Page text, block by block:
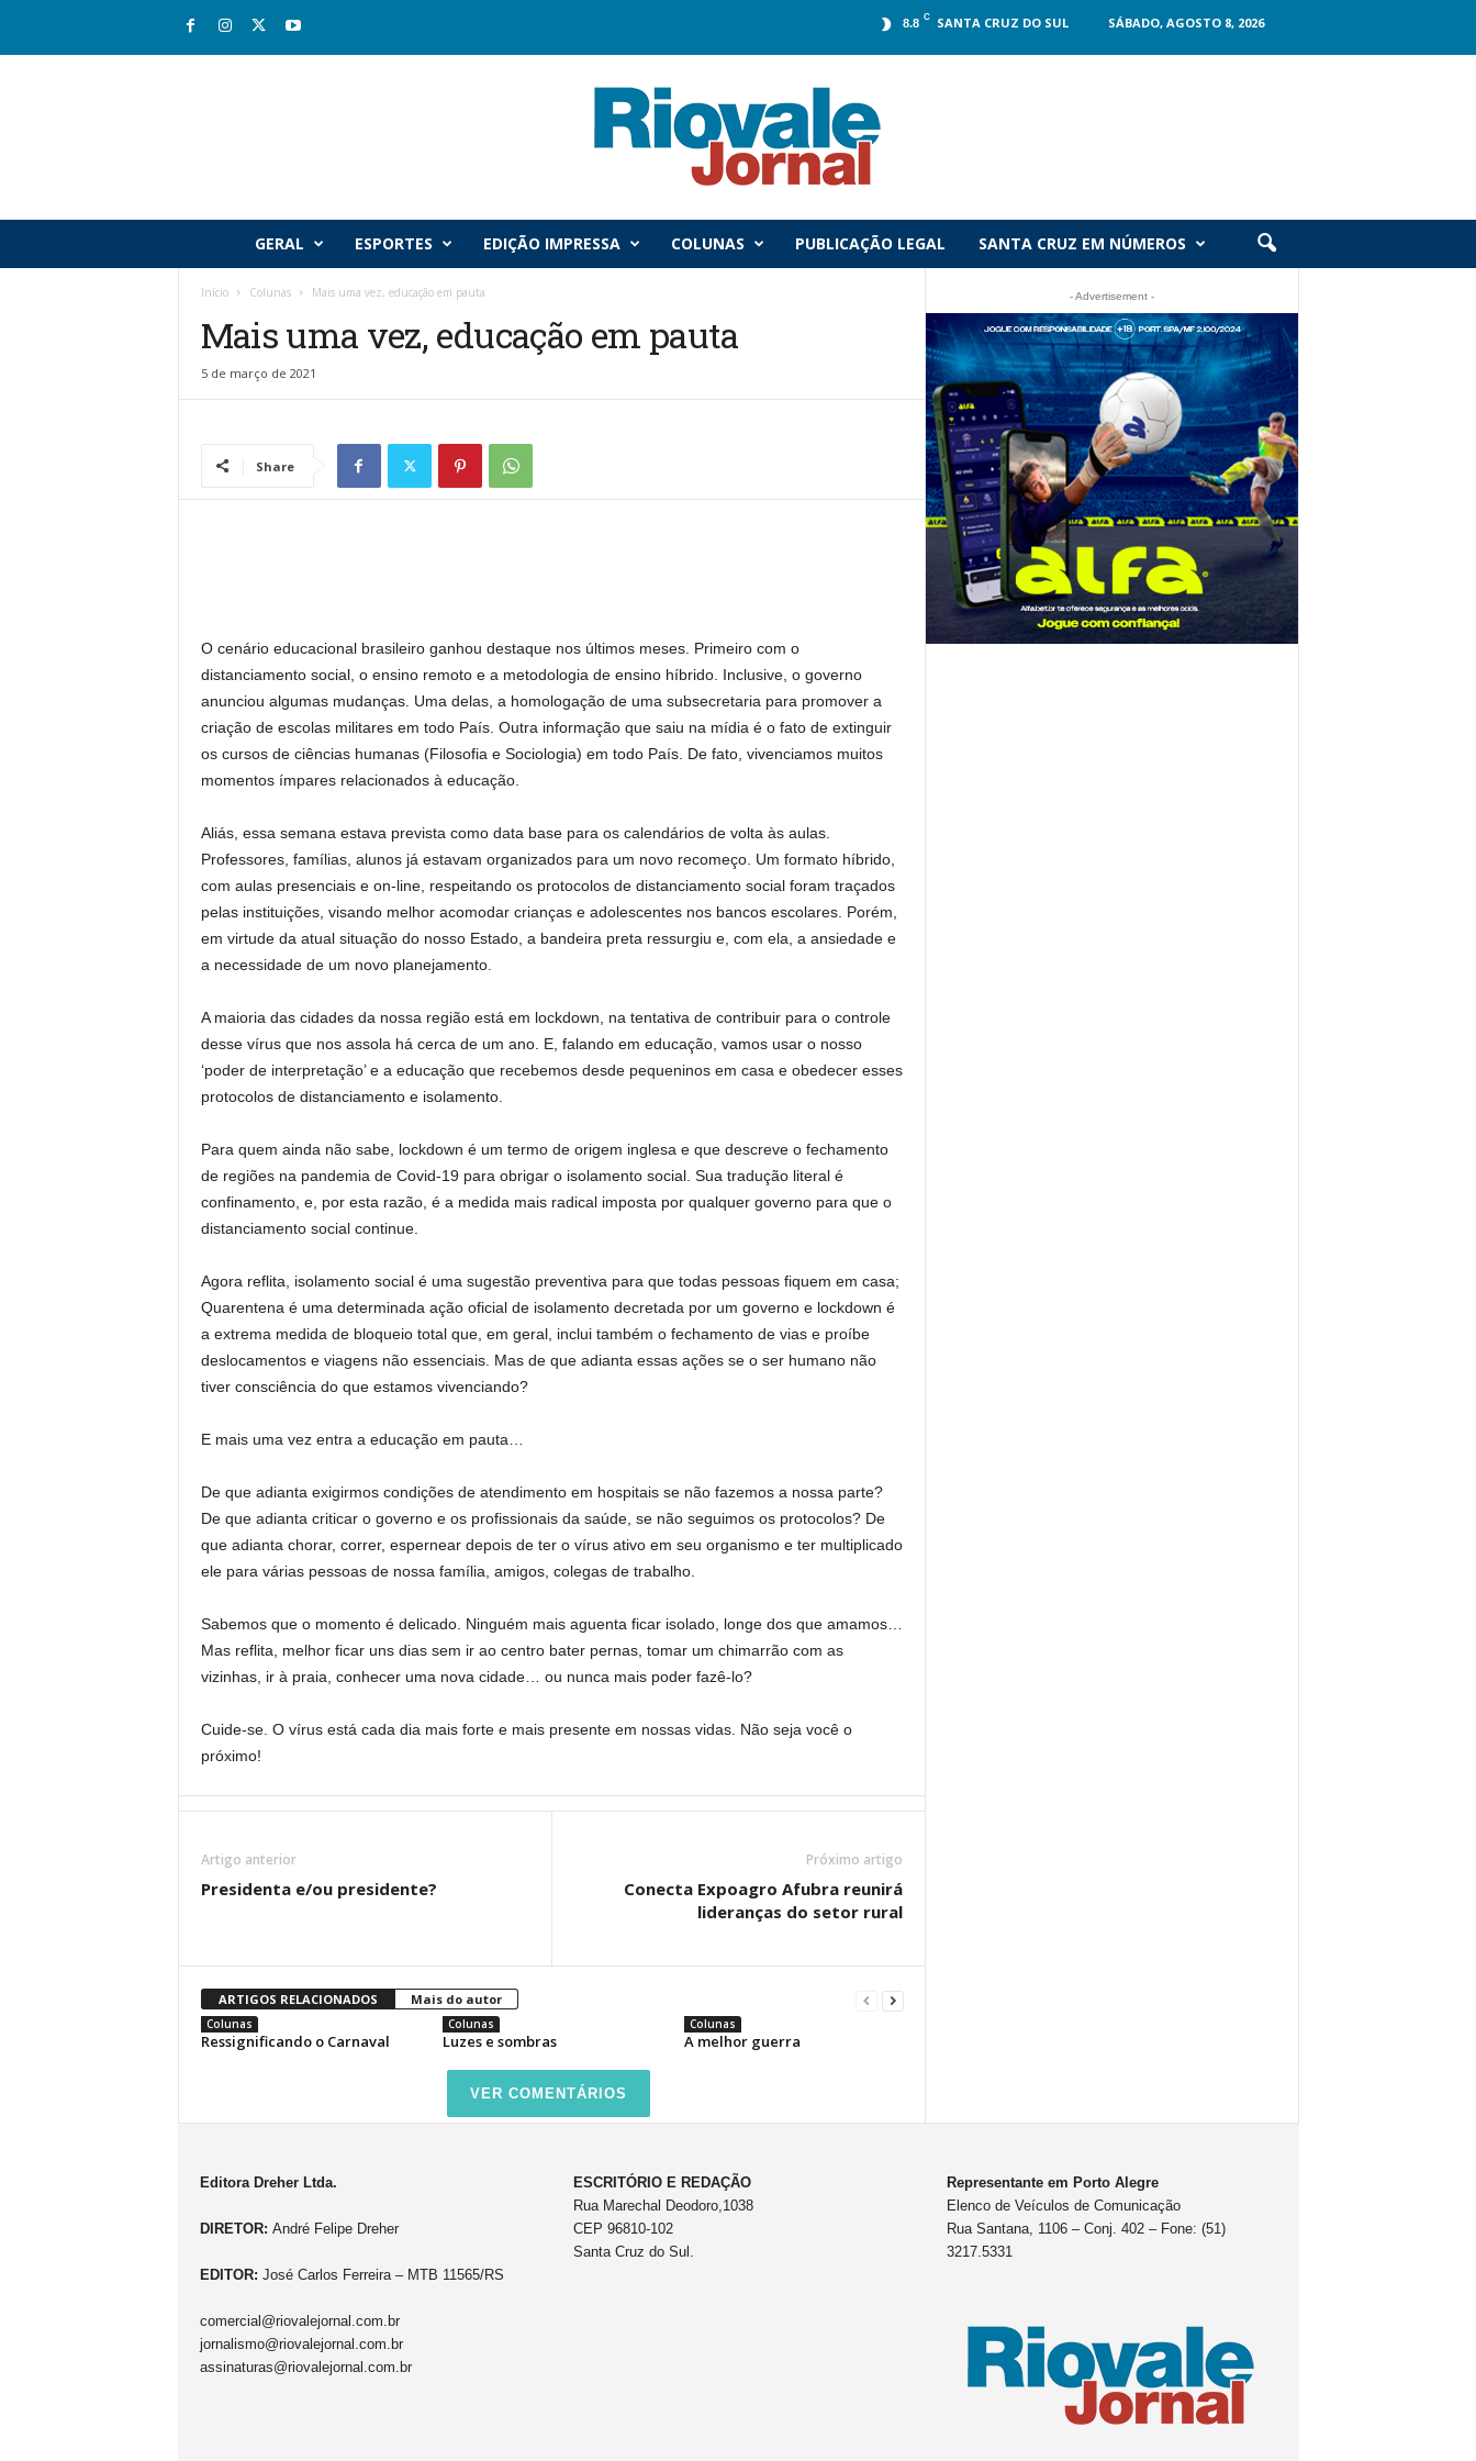
8.8 C SANTA CRUZ DO SUL SÁBADO, AGOSTO 8, 2026
GERAL ESPORTES EDIÇÃO IMPRESSA COLUNAS PUBLICAÇÃO LEGAL SANTA CRUZ EM NÚMEROS
Início Colunas Mais uma vez, educação em pauta
Mais uma vez, educação em pauta
5 de março de 2021
Share
O cenário educacional brasileiro ganhou destaque nos últimos meses. Primeiro com o
distanciamento social, o ensino remoto e a metodologia de ensino híbrido. Inclusive, o governo
anunciou algumas mudanças. Uma delas, a homologação de uma subsecretaria para promover a
criação de escolas militares em todo País. Outra informação que saiu na mídia é o fato de extinguir
os cursos de ciências humanas (Filosofia e Sociologia) em todo País. De fato, vivenciamos muitos
momentos ímpares relacionados à educação.
Aliás, essa semana estava prevista como data base para os calendários de volta às aulas.
Professores, famílias, alunos já estavam organizados para um novo recomeço. Um formato híbrido,
com aulas presenciais e on-line, respeitando os protocolos de distanciamento social foram traçados
pelas instituições, visando melhor acomodar crianças e adolescentes nos bancos escolares. Porém,
em virtude da atual situação do nosso Estado, a bandeira preta ressurgiu e, com ela, a ansiedade e
a necessidade de um novo planejamento.
A maioria das cidades da nossa região está em lockdown, na tentativa de contribuir para o controle
desse vírus que nos assola há cerca de um ano. E, falando em educação, vamos usar o nosso
‘poder de interpretação’ e a educação que recebemos desde pequeninos em casa e obedecer esses
protocolos de distanciamento e isolamento.
Para quem ainda não sabe, lockdown é um termo de origem inglesa e que descreve o fechamento
de regiões na pandemia de Covid-19 para obrigar o isolamento social. Sua tradução literal é
confinamento, e, por esta razão, é a medida mais radical imposta por qualquer governo para que o
distanciamento social continue.
Agora reflita, isolamento social é uma sugestão preventiva para que todas pessoas fiquem em casa;
Quarentena é uma determinada ação oficial de isolamento decretada por um governo e lockdown é
a extrema medida de bloqueio total que, em geral, inclui também o fechamento de vias e proíbe
deslocamentos e viagens não essenciais. Mas de que adianta essas ações se o ser humano não
tiver consciência do que estamos vivenciando?
E mais uma vez entra a educação em pauta…
De que adianta exigirmos condições de atendimento em hospitais se não fazemos a nossa parte?
De que adianta criticar o governo e os profissionais da saúde, se não seguimos os protocolos? De
que adianta chorar, correr, espernear depois de ter o vírus ativo em seu organismo e ter multiplicado
ele para várias pessoas de nossa família, amigos, colegas de trabalho.
Sabemos que o momento é delicado. Ninguém mais aguenta ficar isolado, longe dos que amamos…
Mas reflita, melhor ficar uns dias sem ir ao centro bater pernas, tomar um chimarrão com as
vizinhas, ir à praia, conhecer uma nova cidade… ou nunca mais poder fazê-lo?
Cuide-se. O vírus está cada dia mais forte e mais presente em nossas vidas. Não seja você o
próximo!
Artigo anterior
Presidenta e/ou presidente?
Próximo artigo
Conecta Expoagro Afubra reunirá
lideranças do setor rural
ARTIGOS RELACIONADOS Mais do autor
Colunas
Ressignificando o Carnaval
Colunas
Luzes e sombras
Colunas
A melhor guerra
VER COMENTÁRIOS
- Advertisement -
Editora Dreher Ltda.
DIRETOR: André Felipe Dreher
EDITOR: José Carlos Ferreira – MTB 11565/RS
comercial@riovalejornal.com.br
jornalismo@riovalejornal.com.br
assinaturas@riovalejornal.com.br
ESCRITÓRIO E REDAÇÃO
Rua Marechal Deodoro,1038
CEP 96810-102
Santa Cruz do Sul.
Representante em Porto Alegre
Elenco de Veículos de Comunicação
Rua Santana, 1106 – Conj. 402 – Fone: (51)
3217.5331